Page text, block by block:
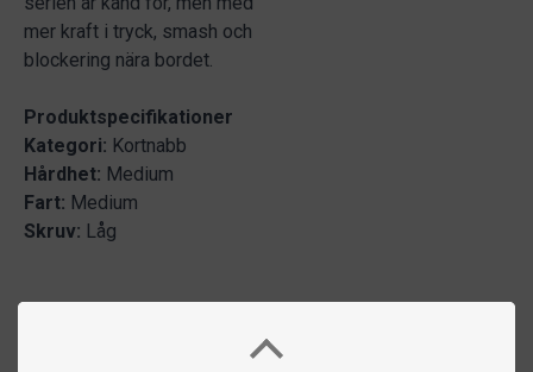
mer kraft i tryck, smash och
blockering nära bordet.
Produktspecifikationer
Kategori: Kortnabb
Hårdhet: Medium
Fart: Medium
Skruv: Låg